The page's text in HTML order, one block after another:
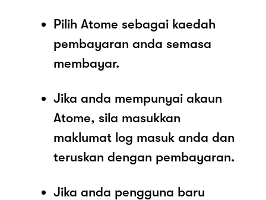
Pilih Atome sebagai kaedah
pembayaran anda semasa
membayar.
Jika anda mempunyai akaun
Atome, sila masukkan
maklumat log masuk anda dan
teruskan dengan pembayaran.
Jika anda pengguna baru